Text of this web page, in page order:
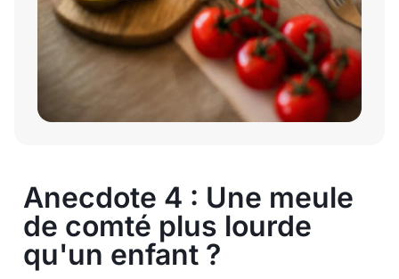
Anecdote 4 : Une meule
de comté plus lourde
qu'un enfant ?